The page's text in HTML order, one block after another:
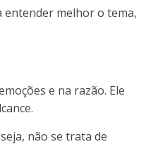
entender melhor o tema,
e na razão. Ele
não se trata de